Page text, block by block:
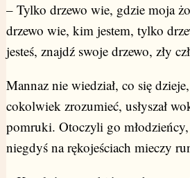
– Tylko drzewo wie, gdzie moja
drzewo wie, kim jestem, tylko
jesteś, znajdź swoje drzewo, zły
Mannaz nie wiedział, co się
cokolwiek zrozumieć, usłyszał
pomruki. Otoczyli go
niegdyś na rękojeściach mieczy